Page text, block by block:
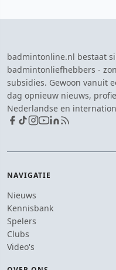
badmintonline.nl bestaat
badmintonliefhebbers -
subsidies. Gewoon vanuit
dag opnieuw nieuws,
Nederlandse en
NAVIGATIE
Nieuws
Kennisbank
Spelers
Clubs
Video's